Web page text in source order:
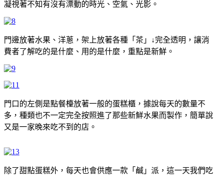
凝視著不知有沒有漂動的時光、空氣、光影。
門邊放著水果、洋蔥，架上放著各種「茶」↓完全透明，讓消
費者了解吃的是什麼、用的是什麼，重點是新鮮。
門口的左側是點餐檯放著一般的蛋糕櫃，據說每天的數量不
多，種類也不一定完全按照進了那些新鮮水果而製作，簡單說
又是一家晚來吃不到的店。
除了甜點蛋糕外，每天也會供應一款「鹹」派，這一天我們吃